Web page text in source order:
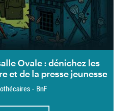
Ovale : dénichez les
et de la presse jeunesse
- BnF